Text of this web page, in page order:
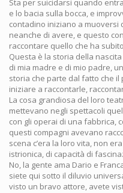
Sta per suicidarsi quando
e lo bacia sulla bocca, e
contadino iniziano a muoversi
neanche di avere, e questo
raccontare quello che ha
Questa è la storia della
di mia madre e di mio padre,
storia che parte dal fatto che il
iniziare a raccontarle,
La cosa grandiosa del loro
mettevano negli spettacoli
con gli operai di una fabbrica,
questi compagni avevano
scena c’era la loro vita, non
istrionica, di capacità di
No, la gente ama Dario e
siete qui sotto il diluvio
visto un bravo attore, avete